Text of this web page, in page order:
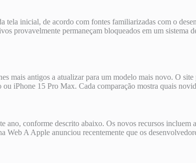
inicial, de acordo com fontes familiarizadas com o
provavelmente permaneçam bloqueados em um sistema
mais antigos a atualizar para um modelo mais novo. O
iPhone 15 Pro Max. Cada comparação mostra quais
conforme descrito abaixo. Os novos recursos incluem
A Apple anunciou recentemente que os